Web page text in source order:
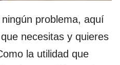
problema, aquí
necesitas y quieres
la utilidad que